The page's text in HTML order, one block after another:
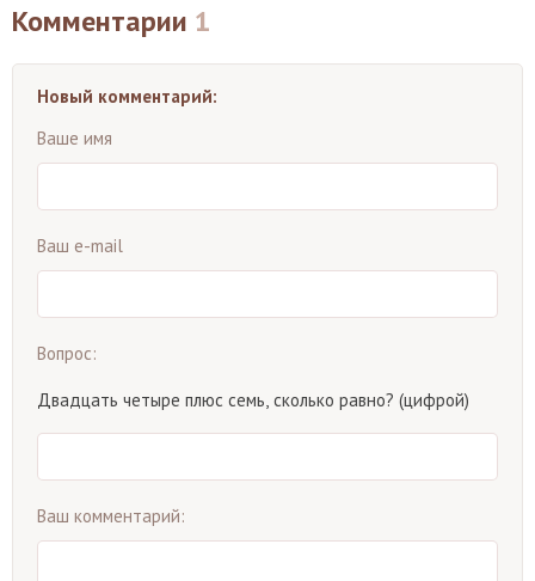
Комментарии 1
Новый комментарий:
Ваше имя
Ваш e-mail
Вопрос:
Двадцать четыре плюс семь, сколько равно? (цифрой)
Ваш комментарий: